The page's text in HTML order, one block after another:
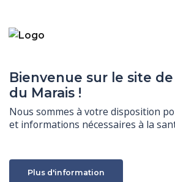
Bienvenue sur le site
du Marais !
Nous sommes à votre disposition
et informations nécessaires à la
Plus d'information